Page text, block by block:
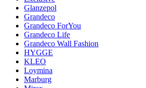
Glanzepol
Grandeco
Grandeco ForYou
Grandeco Life
Grandeco Wall Fashion
HYGGE
KLEO
Loymina
Marburg